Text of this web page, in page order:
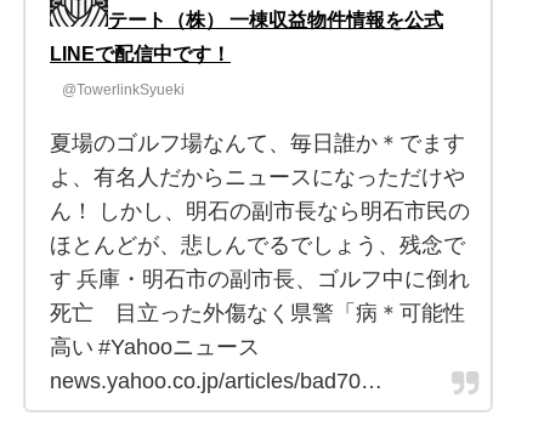
テート（株） 一棟収益物件情報を公式
LINEで配信中です！
@TowerlinkSyueki
夏場のゴルフ場なんて、毎日誰か＊でます
よ、有名人だからニュースになっただけや
ん！ しかし、明石の副市長なら明石市民の
ほとんどが、悲しんでるでしょう、残念で
す 兵庫・明石市の副市長、ゴルフ中に倒れ
死亡 目立った外傷なく県警「病＊可能性
高い #Yahooニュース
news.yahoo.co.jp/articles/bad70…